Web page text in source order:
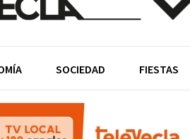
SOCIEDAD FIESTAS